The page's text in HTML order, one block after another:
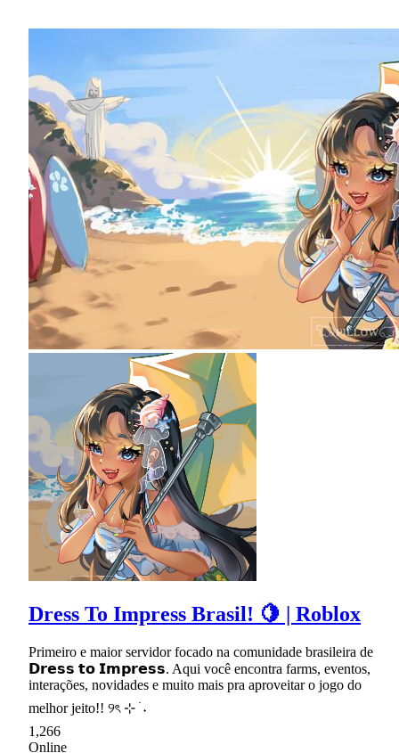
Dress To Impress Brasil! 🍋 | Roblox
Primeiro e maior servidor focado na comunidade brasileira de
𝗗𝗿𝗲𝘀𝘀 𝘁𝗼 𝗜𝗺𝗽𝗿𝗲𝘀𝘀. Aqui você encontra farms, eventos,
interações, novidades e muito mais pra aproveitar o jogo do
melhor jeito!! ୨ৎ ⊹ ࣪ ˖
1,266
Online